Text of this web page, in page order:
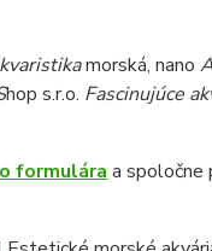
morská, nano
hop s.r.o. Fascinujúce
formulára a spoločne